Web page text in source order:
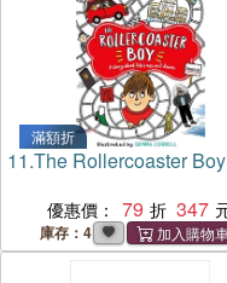
滿額折
11.The Rollercoaster Boy
優惠價： 79 347
庫存：4